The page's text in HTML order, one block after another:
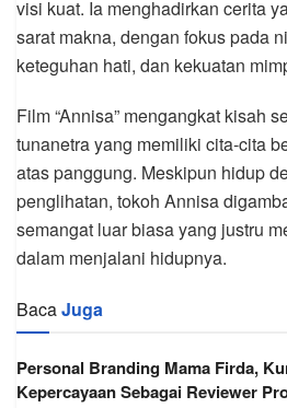
visi kuat. Ia menghadirkan cerita
sarat makna, dengan fokus pada
keteguhan hati, dan kekuatan
Film “Annisa” mengangkat kisah
tunanetra yang memiliki cita-cita
atas panggung. Meskipun hidup
penglihatan, tokoh Annisa
semangat luar biasa yang justru
dalam menjalani hidupnya.
BacaJuga
Personal Branding Mama Firda,
Kepercayaan Sebagai Reviewer